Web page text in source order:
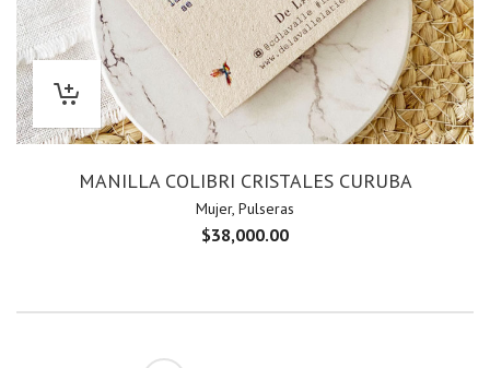
MANILLA COLIBRI CRISTALES CURUBA
Mujer, Pulseras
$38,000.00